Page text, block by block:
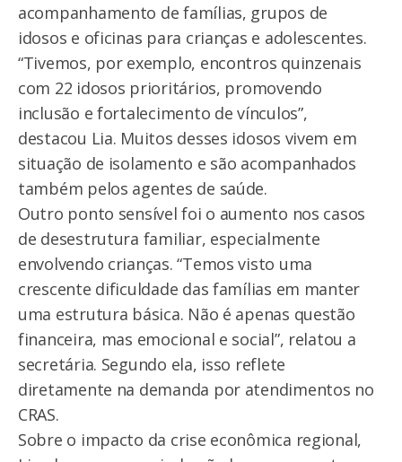
acompanhamento de famílias, grupos de
idosos e oficinas para crianças e adolescentes.
“Tivemos, por exemplo, encontros quinzenais
com 22 idosos prioritários, promovendo
inclusão e fortalecimento de vínculos”,
destacou Lia. Muitos desses idosos vivem em
situação de isolamento e são acompanhados
também pelos agentes de saúde.
Outro ponto sensível foi o aumento nos casos
de desestrutura familiar, especialmente
envolvendo crianças. “Temos visto uma
crescente dificuldade das famílias em manter
uma estrutura básica. Não é apenas questão
financeira, mas emocional e social”, relatou a
secretária. Segundo ela, isso reflete
diretamente na demanda por atendimentos no
CRAS.
Sobre o impacto da crise econômica regional,